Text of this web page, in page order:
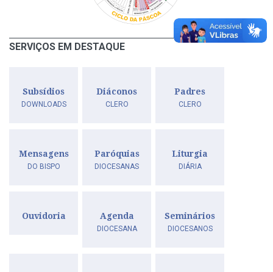
SERVIÇOS EM DESTAQUE
Subsídios
DOWNLOADS
Diáconos
CLERO
Padres
CLERO
Mensagens
DO BISPO
Paróquias
DIOCESANAS
Liturgia
DIÁRIA
Ouvidoria Agenda
DIOCESANA
Seminários
DIOCESANOS